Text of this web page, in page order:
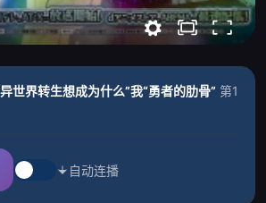
世界转生想成为什么”我“勇者的肋骨” 第1
自动连播